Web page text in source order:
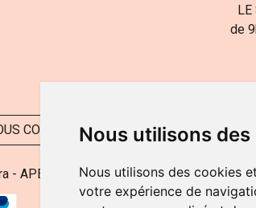
Nous utilisons
Nous utilisons des cookies
votre expérience de
LE
de
CONTACTER
- APB 521704 - N° Entreprise BE0882-